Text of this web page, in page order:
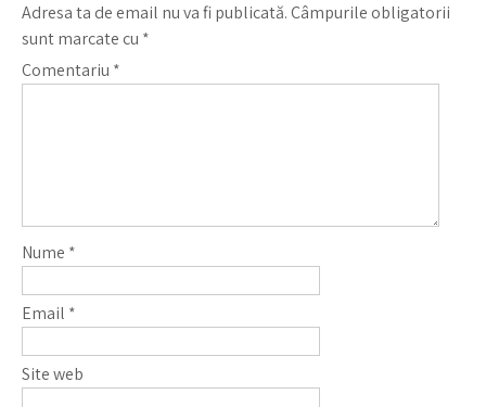
Adresa ta de email nu va fi publicată.Câmpurile obligatorii
sunt marcate cu *
Comentariu *
Nume *
Email *
Site web